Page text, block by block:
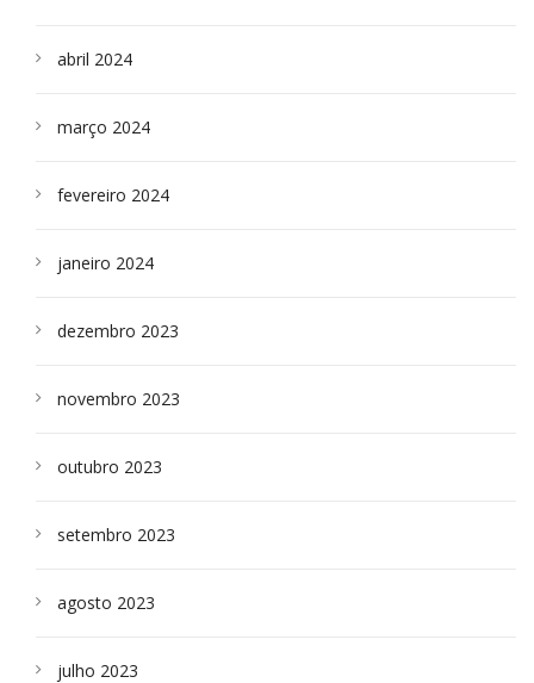
abril 2024
março 2024
fevereiro 2024
janeiro 2024
dezembro 2023
novembro 2023
outubro 2023
setembro 2023
agosto 2023
julho 2023